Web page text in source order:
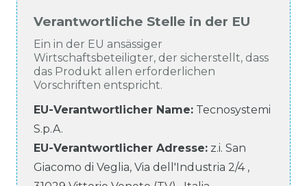
Verantwortliche Stelle in der EU
Ein in der EU ansässiger
Wirtschaftsbeteiligter, der sicherstellt, dass
das Produkt allen erforderlichen
Vorschriften entspricht.
EU-Verantwortlicher Name: Tecnosystemi
S.p.A.
EU-Verantwortlicher Adresse: z.i. San
Giacomo di Veglia, Via dell'Industria 2/4,